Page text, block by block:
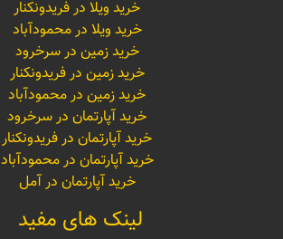
خرید ویلا در فریدونکنار
خرید ویلا در محمودآباد
خرید زمین در سرخرود
خرید زمین در فریدونکنار
خرید زمین در محمودآباد
خرید آپارتمان در سرخرود
خرید آپارتمان در فریدونکنار
خرید آپارتمان در محمودآباد
خرید آپارتمان در آمل
لینک های مفید